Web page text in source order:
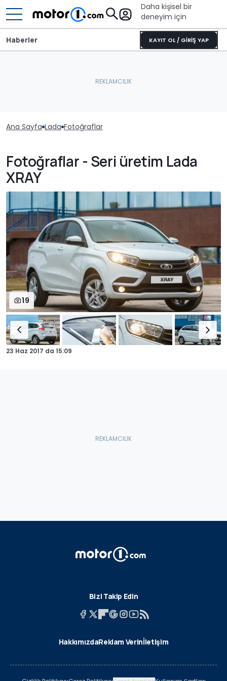
Daha kişisel bir
deneyim için
KAYIT OL / GİRİŞ YAP
Haberler
Ana Sayfa Lada Fotoğraflar
Fotoğraflar - Seri üretim Lada
XRAY
19
23 Haz 2017 da 15:09
Bizi Takip Edin
HakkımızdaReklam Verinİletişim